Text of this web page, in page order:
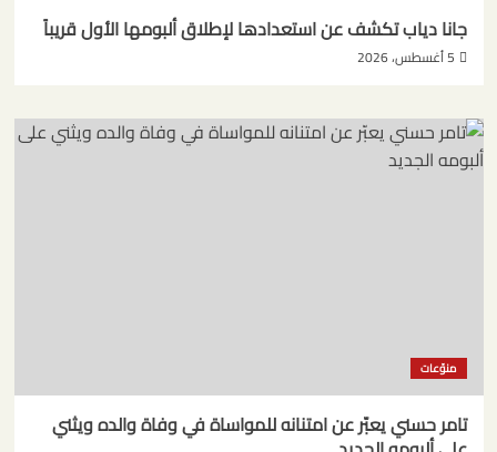
جانا دياب تكشف عن استعدادها لإطلاق ألبومها الأول قريباً
5 أغسطس، 2026
منوّعات
تامر حسني يعبّر عن امتنانه للمواساة في وفاة والده ويثني